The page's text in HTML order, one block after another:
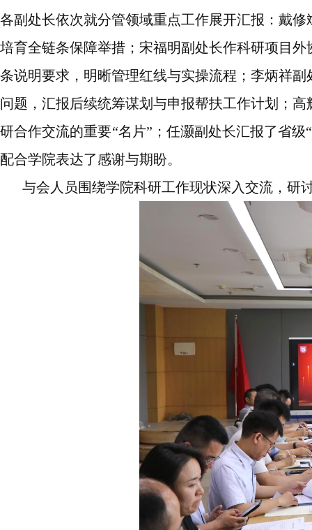
各副处长依次就分管领域重点工作展开汇报： 戴修
培育全链条保障举措；宋福明副处长作科研项目
条说明要求，明晰管理红线与实操流程；李炳祥
问题，汇报后续统筹谋划与申报帮扶工作计划
；
研合作交流的重要“名片”；任灏副处长汇报了省
配合学院表达了感谢与期盼。
与会人员围绕学院科研工作现状深入交流，研